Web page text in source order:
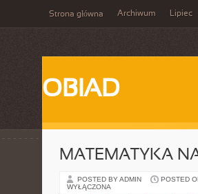
Strona główna Archiwum Lipiec
OBIAD
MATEMATYKA
POSTED BY ADMIN POSTED
WYŁĄCZONA